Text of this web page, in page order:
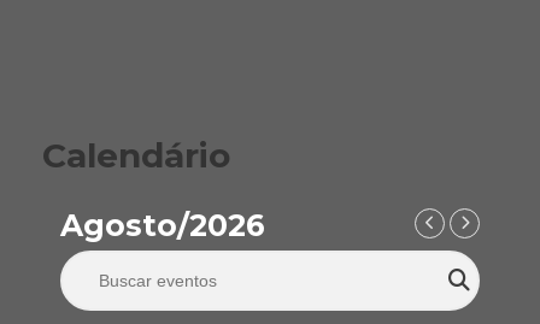
Calendário
Agosto/2026